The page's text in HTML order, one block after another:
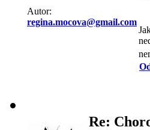
Autor:
regina.mocova@gmail.com
Re: